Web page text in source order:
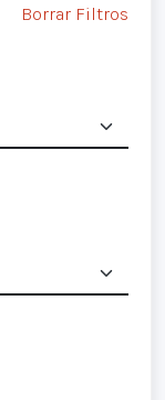
Borrar Filtros